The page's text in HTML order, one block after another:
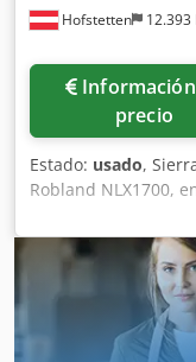
Hofstetten 12.393
Información de
precio
Estado: usado,
Robland NLX1700,
2000 mm de
corte, 1700 mm de
kg Precios sujetos
reservados.